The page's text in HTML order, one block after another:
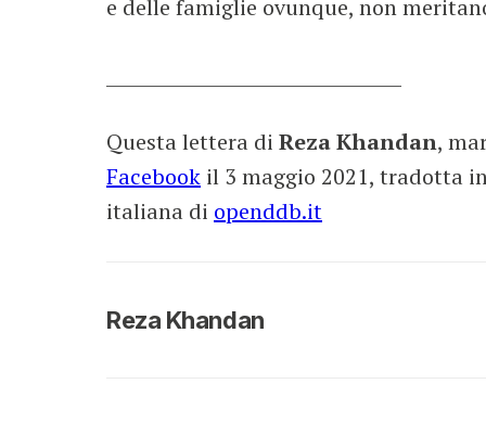
e delle famiglie ovunque, non
Questa lettera di Reza Khandan,
Facebook il 3 maggio 2021, tradotta
italiana di openddb.it
Reza Khandan